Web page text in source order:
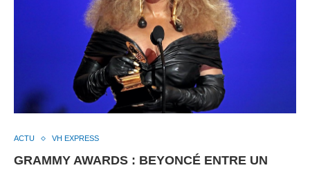
ACTU VH EXPRESS
GRAMMY AWARDS : BEYONCÉ ENTRE UN